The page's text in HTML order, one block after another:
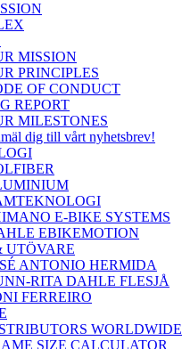
MISSION
PRINCIPLES
OF CONDUCT
REPORT
MILESTONES
dig till vårt nyhetsbrev!
E-BIKE SYSTEMS
EBIKEMOTION
UTÖVARE
ANTONIO HERMIDA
RITA DAHLE FLESJÅ
FERREIRO
WORLDWIDE
SIZE CALCULATOR